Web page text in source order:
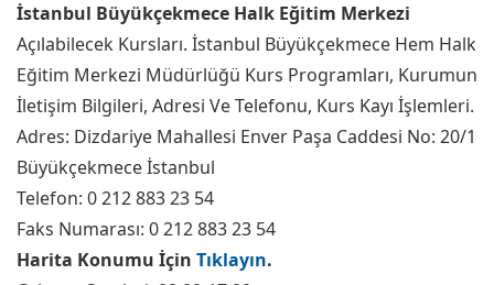
İstanbul Büyükçekmece Halk Eğitim Merkezi
Açılabilecek Kursları. İstanbul Büyükçekmece Hem Halk
Eğitim Merkezi Müdürlüğü Kurs Programları, Kurumun
İletişim Bilgileri, Adresi Ve Telefonu, Kurs Kayı İşlemleri.
Adres: Dizdariye Mahallesi Enver Paşa Caddesi No: 20/1
Büyükçekmece İstanbul
Telefon: 0 212 883 23 54
Faks Numarası: 0 212 883 23 54
Harita Konumu İçin Tıklayın.